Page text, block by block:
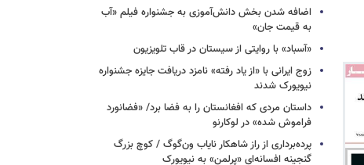
اضافه شدن بخش دانش‌آموزی به جشنواره فیلم «آب
به قیمت جان»
«آسباد» با روایتی از سیستان در قاب تلویزیون
زوج ایرانی با «از یاد رفته» نامزد دریافت جایزه جشنواره
نیویورک شدند
داستان مردی که افغانستان را به فضا برد/ «فضانورد
فراموش شده» در لوکارنو
پرده‌برداری از راز شاهکار نایاب ون‌گوگ / کوچ بزرگ
گنجینه افسانه‌ای «پرلمن» به نیویورک